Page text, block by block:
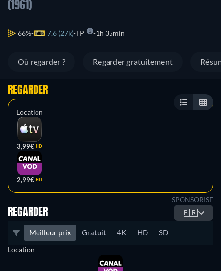
(1961)
66% 7.6 (27k) TP 1h 35min
Où regarder ? Regarder gratuitement
REGARDER
Location
3,99€ HD
2,99€ HD
SPONSORISE
REGARDER 🇫🇷
Meilleur prix Gratuit 4K HD SD
Location